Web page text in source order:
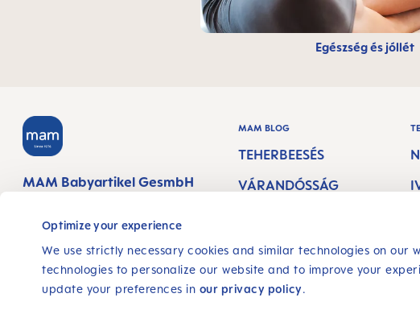
Optimize your experience
We use strictly necessary cookies and similar technologies on
technologies to personalize our website and to improve your
update your preferences in our privacy policy.
Egészség és jóllét
MAM Babyartikel GesmbH
1160 Vienna
KÖVESS MINKET
MAM BLOG
TEHERBEESÉS
VÁRANDÓSSÁG
ELLÁTÁSA
SZOPTATÁS ÉS